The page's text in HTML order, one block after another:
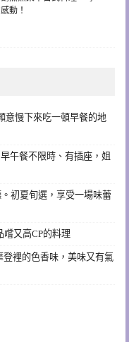
動！
意慢下來吃一頓早餐的地
午餐不限時、有插座，姐
初夏旬選，享受一場味蕾
嚐又高CP的料理
裡的色香味，美味又有氣